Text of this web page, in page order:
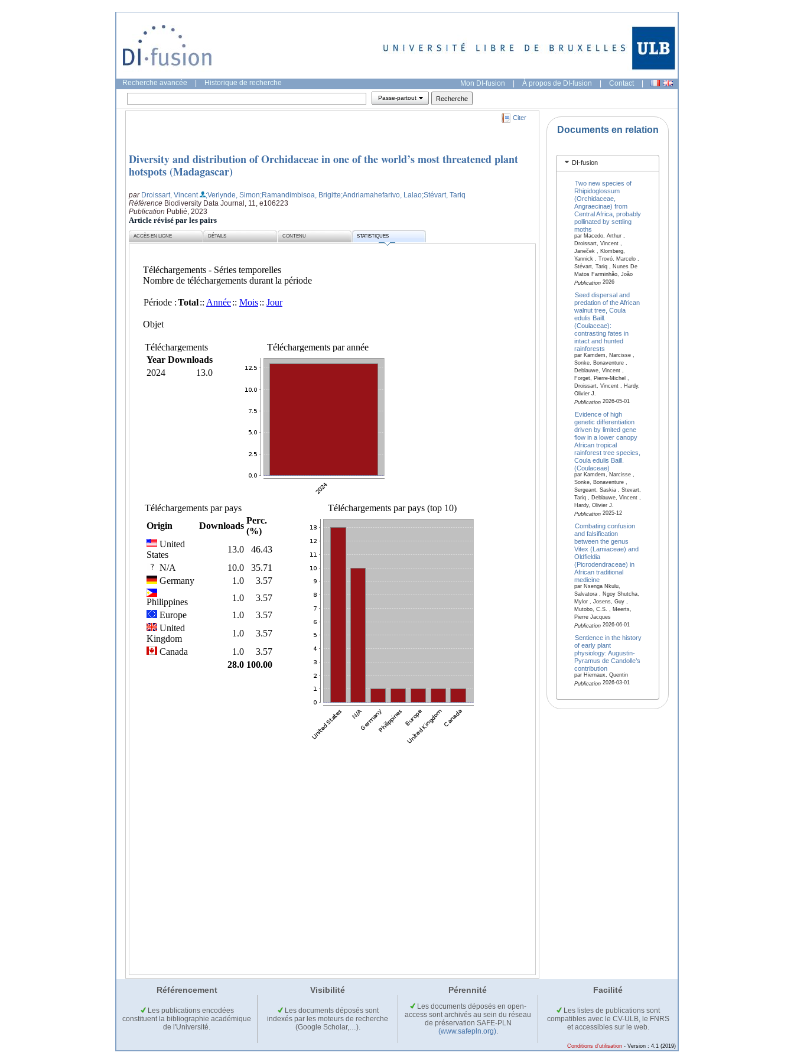
Recherche avancée Historique de recherche Mon DI-fusion | À propos de DI-fusion | Contact |
Passe-partout
Citer
Diversity and distribution of Orchidaceae in one of the world’s most threatened plant
hotspots (Madagascar)
par Droissart, Vincent ;Verlynde, Simon;Ramandimbisoa, Brigitte;Andriamahefarivo, Lalao;Stévart, Tariq
Référence Biodiversity Data Journal, 11, e106223
Publication Publié, 2023
Article révisé par les pairs
ACCÈS EN LIGNE DÉTAILS CONTENU STATISTIQUES
Documents en relation
DI-fusion
Two new species of
Rhipidoglossum
(Orchidaceae,
Angraecinae) from
Central Africa, probably
pollinated by settling
moths
par Macedo, Arthur ,
Droissart, Vincent ,
Janeček , Klomberg,
Yannick , Trovó, Marcelo ,
Stévart, Tariq , Nunes De
Matos Farminhão, João
Publication2026
Seed dispersal and
predation of the African
walnut tree, Coula
edulis Baill.
(Coulaceae):
contrasting fates in
intact and hunted
rainforests
par Kamdem, Narcisse ,
Sonke, Bonaventure ,
Deblauwe, Vincent ,
Forget, Pierre-Michel ,
Droissart, Vincent , Hardy,
Olivier J.
Publication2026-05-01
Evidence of high
genetic differentiation
driven by limited gene
flow in a lower canopy
African tropical
rainforest tree species,
Coula edulis Baill.
(Coulaceae)
par Kamdem, Narcisse ,
Sonke, Bonaventure ,
Sergeant, Saskia , Stevart,
Tariq , Deblauwe, Vincent ,
Hardy, Olivier J.
Publication2025-12
Combating confusion
and falsification
between the genus
Vitex (Lamiaceae) and
Oldfieldia
(Picrodendraceae) in
African traditional
medicine
par Nsenga Nkulu,
Salvatora , Ngoy Shutcha,
Mylor , Josens, Guy ,
Mutobo, C.S. , Meerts,
Pierre Jacques
Publication2026-06-01
Sentience in the history
of early plant
physiology: Augustin-
Pyramus de Candolle’s
contribution
par Hiernaux, Quentin
Publication2026-03-01
Référencement Visibilité Pérennité Facilité
Les publications encodées
constituent la bibliographie académique
de l'Université.
Les documents déposés sont
indexés par les moteurs de recherche
(Google Scholar,…).
Les documents déposés en open-
access sont archivés au sein du réseau
de préservation SAFE-PLN
(www.safepln.org).
Les listes de publications sont
compatibles avec le CV-ULB, le FNRS
et accessibles sur le web.
Conditions d'utilisation - Version : 4.1 (2019)